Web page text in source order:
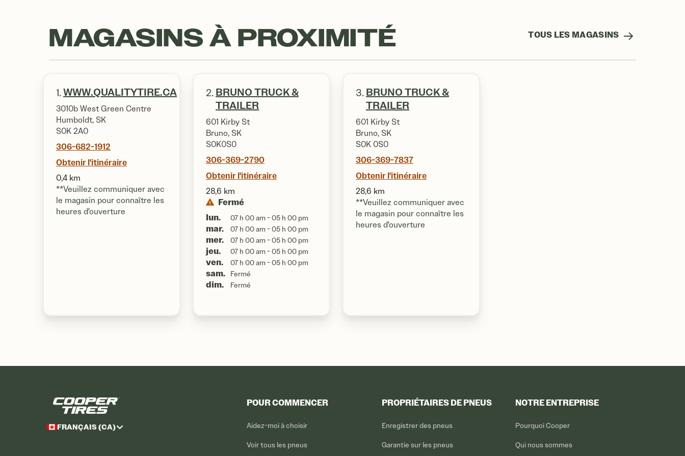
MAGASINS À PROXIMITÉ TOUS LES MAGASINS
1.WWW.QUALITYTIRE.CA
3010b West Green Centre
Humboldt, SK
S0K 2A0
306-682-1912
Obtenir l'itinéraire
0,4 km
**Veuillez communiquer avec
le magasin pour connaître les
heures d'ouverture
2. BRUNO TRUCK &
TRAILER
601 Kirby St
Bruno, SK
S0K0S0
306-369-2790
Obtenir l'itinéraire
28,6 km
Fermé
lun.
07 h 00 am - 05 h 00 pm
mar. 07 h 00 am - 05 h 00 pm
mer. 07 h 00 am - 05 h 00 pm
jeu. 07 h 00 am - 05 h 00 pm
ven. 07 h 00 am - 05 h 00 pm
sam. Fermé
dim. Fermé
3. BRUNO TRUCK &
TRAILER
601 Kirby St
Bruno, SK
S0K 0S0
306-369-7837
Obtenir l'itinéraire
28,6 km
**Veuillez communiquer avec
le magasin pour connaître les
heures d'ouverture
FRANÇAIS (CA)
POUR COMMENCER
Aidez-moi à choisir
Voir tous les pneus
PROPRIÉTAIRES DE PNEUS
Enregistrer des pneus
Garantie sur les pneus
NOTRE ENTREPRISE
Pourquoi Cooper
Qui nous sommes